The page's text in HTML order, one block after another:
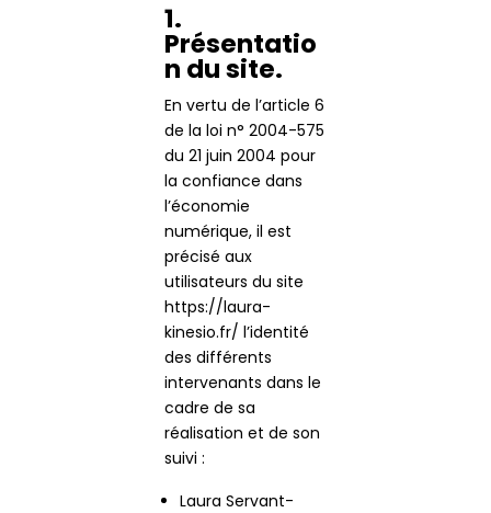
1.
Présentatio
n du site.
En vertu de l’article 6
de la loi n° 2004-575
du 21 juin 2004 pour
la confiance dans
l’économie
numérique, il est
précisé aux
utilisateurs du site
https://laura-
kinesio.fr/ l’identité
des différents
intervenants dans le
cadre de sa
réalisation et de son
suivi :
Laura Servant-